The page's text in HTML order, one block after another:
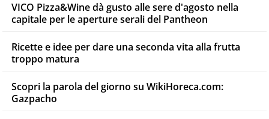
VICO Pizza&Wine dà gusto alle sere d'agosto nella
capitale per le aperture serali del Pantheon
Ricette e idee per dare una seconda vita alla frutta
troppo matura
Scopri la parola del giorno su WikiHoreca.com:
Gazpacho